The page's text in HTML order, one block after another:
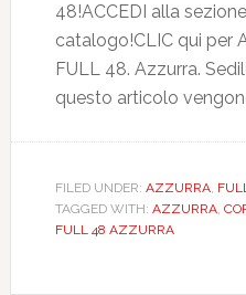
48!ACCEDI alla
catalogo!CLIC qui per
FULL 48. Azzurra.
questo articolo
FILED UNDER: AZZURRA,
TAGGED WITH: AZZURRA,
FULL 48 AZZURRA